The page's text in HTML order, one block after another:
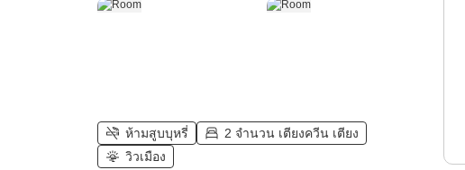
ห้ามสูบบุหรี่
2 จำนวน เตียงควีน เตียง
วิวเมือง